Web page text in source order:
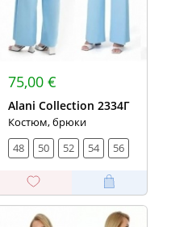
75,00 €
Alani Collection 2334Г
Костюм, брюки
48
50 52 54 56